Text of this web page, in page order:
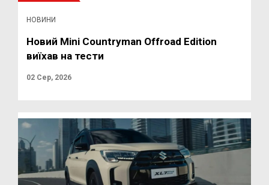
НОВИНИ
Новий Mini Countryman Offroad Edition
виїхав на тести
02 Сер, 2026